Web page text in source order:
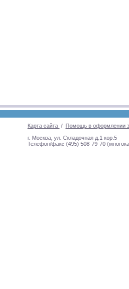
Карта сайта / Помощь в оформлении
г. Москва, ул. Складочная д.1 кор.5
Телефон/факс (495) 508-79-70